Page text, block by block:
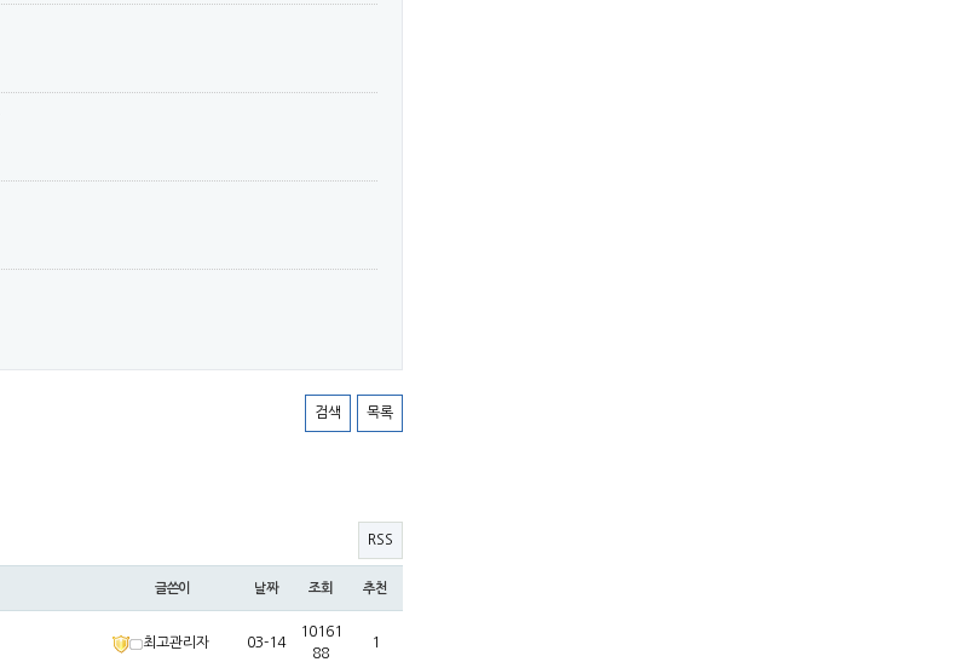
검색 목록
RSS
글쓴이 날짜 조회 추천
최고관리자 03-14
10161
88
1